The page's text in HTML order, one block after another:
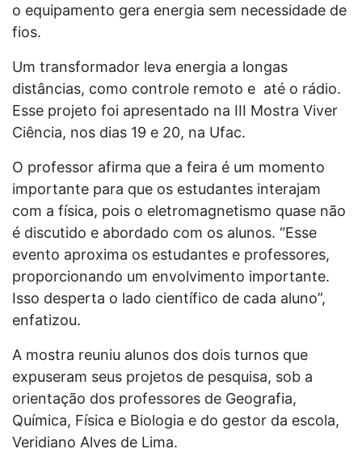
o equipamento gera energia sem necessidade de
fios.
Um transformador leva energia a longas
distâncias, como controle remoto e até o rádio.
Esse projeto foi apresentado na III Mostra Viver
Ciência, nos dias 19 e 20, na Ufac.
O professor afirma que a feira é um momento
importante para que os estudantes interajam
com a física, pois o eletromagnetismo quase não
é discutido e abordado com os alunos. “Esse
evento aproxima os estudantes e professores,
proporcionando um envolvimento importante.
Isso desperta o lado científico de cada aluno”,
enfatizou.
A mostra reuniu alunos dos dois turnos que
expuseram seus projetos de pesquisa, sob a
orientação dos professores de Geografia,
Química, Física e Biologia e do gestor da escola,
Veridiano Alves de Lima.